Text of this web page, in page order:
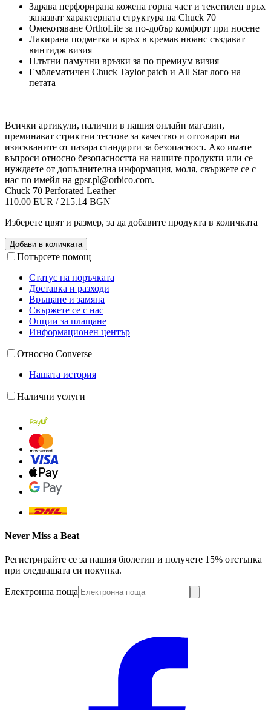
Здрава перфорирана кожена горна част и текстилен връх
запазват характерната структура на Chuck 70
Омекотяване OrthoLite за по-добър комфорт при носене
Лакирана подметка и връх в кремав нюанс създават
винтидж визия
Плътни памучни връзки за по премиум визия
Емблематичен Chuck Taylor patch и All Star лого на
петата
Всички артикули, налични в нашия онлайн магазин,
преминават стриктни тестове за качество и отговарят на
изискваните от пазара стандарти за безопасност. Ако имате
въпроси относно безопасността на нашите продукти или се
нуждаете от допълнителна информация, моля, свържете се с
нас по имейл на gpsr.pl@orbico.com.
Chuck 70 Perforated Leather
110.00 EUR / 215.14 BGN
Изберете цвят и размер, за да добавите продукта в количката
Добави в количката
Потърсете помощ
Статус на поръчката
Доставка и разходи
Връщане и замяна
Свържете се с нас
Опции за плащане
Информационен център
Относно Converse
Нашата история
Налични услуги
Never Miss a Beat
Регистрирайте се за нашия бюлетин и получете 15% отстъпка
при следващата си покупка.
Електронна поща